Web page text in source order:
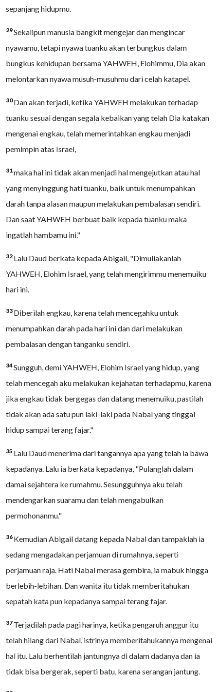
sepanjang hidupmu.
29Sekalipun manusia bangkit mengejar dan mengincar
nyawamu, tetapi nyawa tuanku akan terbungkus dalam
bungkus kehidupan bersama YAHWEH, Elohimmu, Dia akan
melontarkan nyawa musuh-musuhmu dari celah katapel.
30Dan akan terjadi, ketika YAHWEH melakukan terhadap
tuanku sesuai dengan segala kebaikan yang telah Dia katakan
mengenai engkau, telah memerintahkan engkau menjadi
pemimpin atas Israel,
31maka hal ini tidak akan menjadi hal mengejutkan atau hal
yang menyinggung hati tuanku, baik untuk menumpahkan
darah tanpa alasan maupun melakukan pembalasan sendiri.
Dan saat YAHWEH berbuat baik kepada tuanku maka
ingatlah hambamu ini."
32 Lalu Daud berkata kepada Abigail, "Dimuliakanlah
YAHWEH, Elohim Israel, yang telah mengirimmu menemuiku
hari ini.
33 Diberilah engkau, karena telah mencegahku untuk
menumpahkan darah pada hari ini dan dari melakukan
pembalasan dengan tanganku sendiri.
34Sungguh, demi YAHWEH, Elohim Israel yang hidup, yang
telah mencegah aku melakukan kejahatan terhadapmu, karena
jika engkau tidak bergegas dan datang menemuiku, pastilah
tidak akan ada satu pun laki-laki pada Nabal yang tinggal
hidup sampai terang fajar."
35 Lalu Daud menerima dari tangannya apa yang telah ia bawa
kepadanya. Lalu ia berkata kepadanya, "Pulanglah dalam
damai sejahtera ke rumahmu. Sesungguhnya aku telah
mendengarkan suaramu dan telah mengabulkan
permohonanmu."
36 Kemudian Abigail datang kepada Nabal dan tampaklah ia
sedang mengadakan perjamuan di rumahnya, seperti
perjamuan raja. Hati Nabal merasa gembira, ia mabuk hingga
berlebih-lebihan. Dan wanita itu tidak memberitahukan
sepatah kata pun kepadanya sampai terang fajar.
37 Terjadilah pada pagi harinya, ketika pengaruh anggur itu
telah hilang dari Nabal, istrinya memberitahukannya mengenai
hal itu. Lalu berhentilah jantungnya di dalam dadanya dan ia
tidak bisa bergerak, seperti batu, karena serangan jantung.